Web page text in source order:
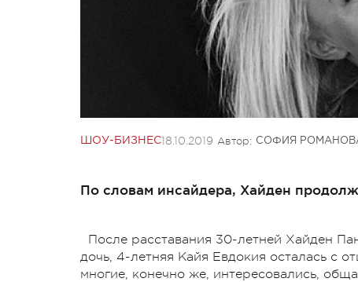
ШОУ-БИЗНЕС18.10.2019 Автор: СОФИЯ
По словам инсайдера, Хайден
После расставания 30-летней Хайден
дочь, 4-летняя Кайя Евдокия осталась с
многие, конечно же, интересовались,